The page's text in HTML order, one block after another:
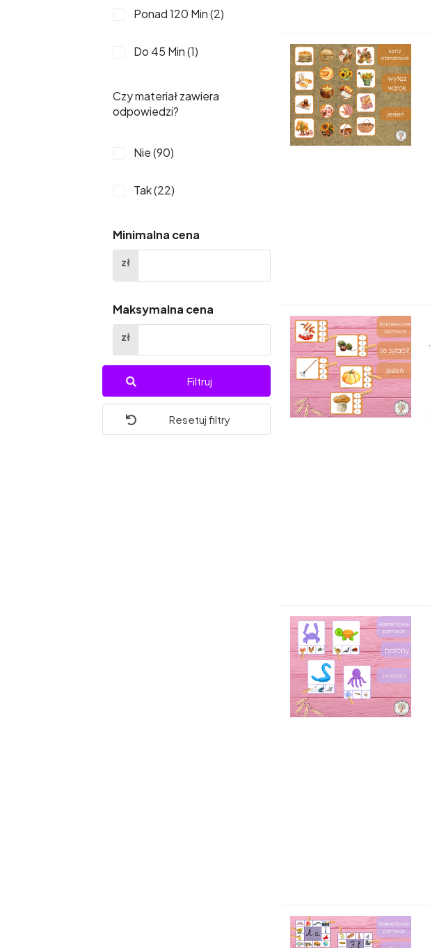
18 (1)
19 (1)
2 (1)
Ponad 120 Min (2)
Do 45 Min (1)
Czy materiał zawiera
odpowiedzi?
Nie (90)
Tak (22)
Minimalna cena
zł
Maksymalna cena
zł
Filtruj
Resetuj filtry